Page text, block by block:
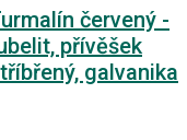
červený -
přívěšek
galvanika